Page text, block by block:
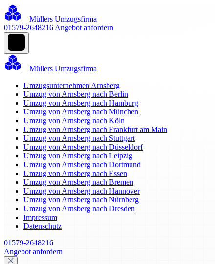
Müllers Umzugsfirma
01579-2648216 Angebot anfordern
Müllers Umzugsfirma
Umzugsunternehmen Arnsberg
Umzug von Arnsberg nach Berlin
Umzug von Arnsberg nach Hamburg
Umzug von Arnsberg nach München
Umzug von Arnsberg nach Köln
Umzug von Arnsberg nach Frankfurt am Main
Umzug von Arnsberg nach Stuttgart
Umzug von Arnsberg nach Düsseldorf
Umzug von Arnsberg nach Leipzig
Umzug von Arnsberg nach Dortmund
Umzug von Arnsberg nach Essen
Umzug von Arnsberg nach Bremen
Umzug von Arnsberg nach Hannover
Umzug von Arnsberg nach Nürnberg
Umzug von Arnsberg nach Dresden
Impressum
Datenschutz
01579-2648216
Angebot anfordern